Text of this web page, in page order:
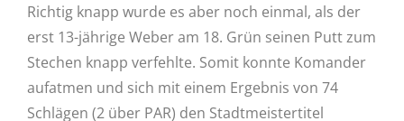
Richtig knapp wurde es aber noch einmal, als der
erst 13-jährige Weber am 18. Grün seinen Putt zum
Stechen knapp verfehlte. Somit konnte Komander
aufatmen und sich mit einem Ergebnis von 74
Schlägen (2 über PAR) den Stadtmeistertitel